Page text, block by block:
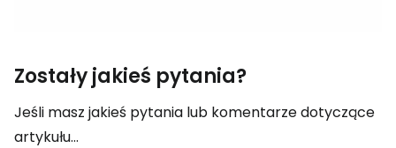
Zostały jakieś pytania?
Jeśli masz jakieś pytania lub komentarze dotyczące
artykułu...